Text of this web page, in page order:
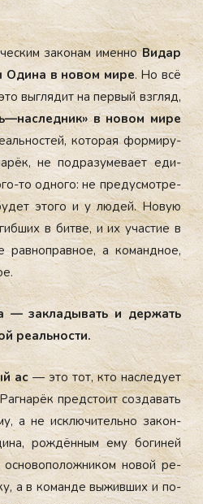
за­конам имен­ноВи­дар
Оди­на в но­вом ми­ре. Но всё
выг­ля­дит на пер­вый взгляд,
в но­вом ми­ре
ко­торая фор­ми­ру­
не под­ра­зуме­ва­ет еди­
то од­но­го: не пре­дус­мотре­
это­го и у лю­дей. Но­вую
в бит­ве, и их учас­тие в
рав­ноправ­ное, а ко­ман­дное,
— зак­ла­дывать и дер­жать
ре­аль­нос­ти.
ас— это тот, кто нас­ле­ду­ет
пред­сто­ит соз­да­вать
а не ис­клю­читель­но за­кон­
рож­дённым ему бо­гиней
ос­но­вопо­лож­ни­ком но­вой ре­
а в ко­ман­де вы­жив­ших и по­